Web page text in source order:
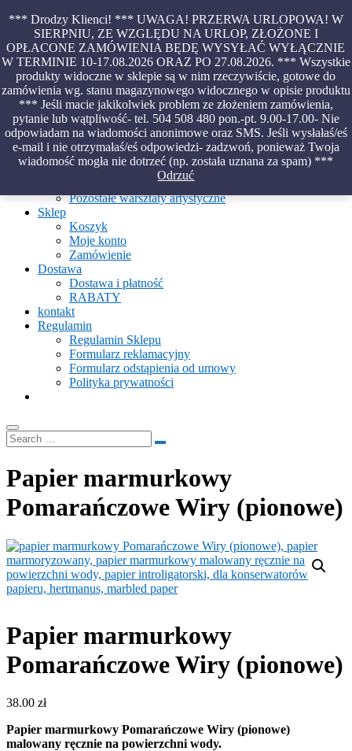
*** Drodzy Klienci! *** UWAGA! PRZERWA URLOPOWA! W
SIERPNIU, ZE WZGLĘDU NA URLOP, ZŁOŻONE I
OPŁACONE ZAMÓWIENIA BĘDĘ WYSYŁAĆ WYŁĄCZNIE
W TERMINIE 10-17.08.2026 ORAZ PO 27.08.2026. *** Wszystkie
produkty widoczne w sklepie są w nim rzeczywiście, gotowe do
zamówienia wg. stanu magazynowego widocznego w opisie produktu
*** Jeśli macie jakikolwiek problem ze złożeniem zamówienia,
pytanie lub wątpliwość- tel. 504 508 480 pon.-pt. 9.00-17.00- Nie
odpowiadam na wiadomości anonimowe oraz SMS. Jeśli wysłałaś/eś
e-mail i nie otrzymałaś/eś odpowiedzi- zadzwoń, ponieważ Twoja
wiadomość mogła nie dotrzeć (np. została uznana za spam) ***
Odrzuć
Skip
content
Piękno malowane na wodzie – papiery marmurkowe – materiały
introligatorskie – oprawy – etui – pudełka
Aktualności
O Pracowni
Ebru
Warsztaty
Warsztaty malowania na wodzie
Pozostałe warsztaty artystyczne
Sklep
Koszyk
Moje konto
Zamówienie
Dostawa
Dostawa i płatność
RABATY
kontakt
Regulamin
Regulamin Sklepu
Formularz reklamacyjny
Formularz odstąpienia od umowy
Polityka prywatności
Papier marmurkowy
Pomarańczowe Wiry (pionowe)
Papier marmurkowy
Pomarańczowe Wiry (pionowe)
38.00 zł
Papier marmurkowy Pomarańczowe Wiry (pionowe)
malowany ręcznie na powierzchni wody.